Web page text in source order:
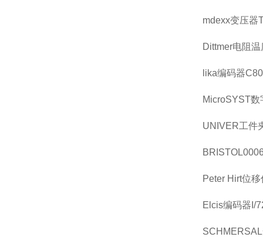
mdexx变压器
Dittmer电阻
lika编码器
MicroSYST
UNIVER工件
Peter Hirt位
Elcis编码器I/